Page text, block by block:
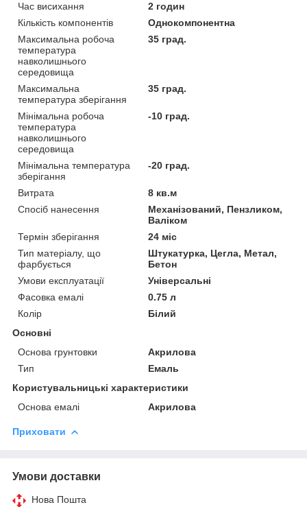
Час висихання
2 годин
Кількість компонентів
Однокомпонентна
Максимальна робоча
температура
навколишнього
середовища
35 град.
Максимальна
температура зберігання
35 град.
Мінімальна робоча
температура
навколишнього
середовища
-10 град.
Мінімальна температура
зберігання
-20 град.
Витрата
8 кв.м
Спосіб нанесення
Механізований, Пензликом,
Валіком
Термін зберігання
24 міс
Тип матеріалу, що
фарбується
Штукатурка, Цегла, Метал,
Бетон
Умови експлуатації
Універсальні
Фасовка емалі
0.75 л
Колір
Білий
Основні
Основа грунтовки
Акрилова
Тип
Емаль
Користувальницькі характеристики
Основа емалі
Акрилова
Приховати
Умови доставки
Нова Пошта